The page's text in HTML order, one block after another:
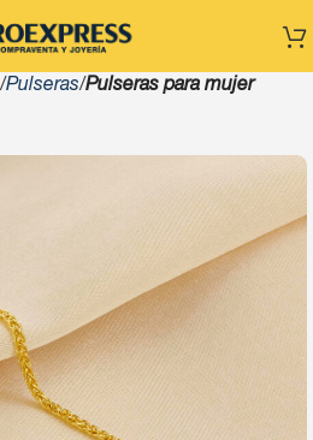
Pulseras Pulseras para mujer